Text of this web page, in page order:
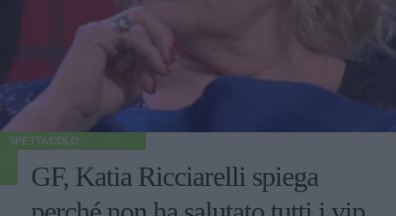
SPETTACOLO
GF, Katia Ricciarelli spiega